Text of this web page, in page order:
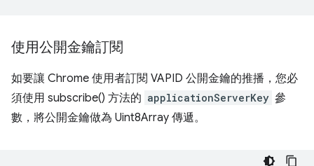
使用公開金鑰訂閱
如要讓 Chrome 使用者訂閱 VAPID 公開金鑰的推播，您必
須使用 subscribe() 方法的 applicationServerKey 參
數，將公開金鑰做為 Uint8Array 傳遞。